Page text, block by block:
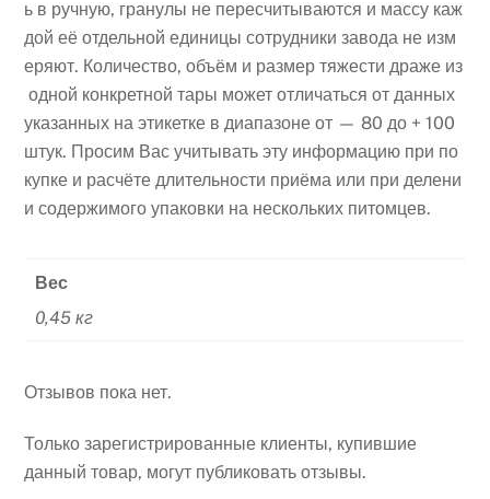
ь в ручную, гранулы не пересчитываются и массу каж
дой её отдельной единицы сотрудники завода не изм
еряют. Количество, объём и размер тяжести драже из
одной конкретной тары может отличаться от данных
указанных на этикетке в диапазоне от — 80 до + 100
штук. Просим Вас учитывать эту информацию при по
купке и расчёте длительности приёма или при делени
и содержимого упаковки на нескольких питомцев.
Вес
0,45 кг
Отзывов пока нет.
Только зарегистрированные клиенты, купившие
данный товар, могут публиковать отзывы.